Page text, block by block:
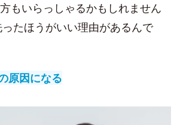
もいらっしゃるかもしれません
たほうがいい理由があるんで
原因になる